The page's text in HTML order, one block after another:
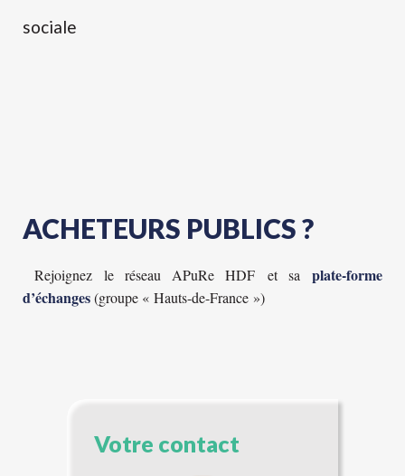
sociale
ACHETEURS PUBLICS ?
Rejoignez le réseau APuRe HDF et sa plate-forme
d’échanges(groupe « Hauts-de-France »)
Votre contact